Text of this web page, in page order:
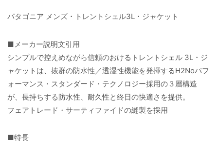
パタゴニア メンズ・トレントシェル3L・ジャケット
■メーカー説明文引用
シンプルで控えめながら信頼のおけるトレントシェル 3L・ジ
ャケットは、抜群の防水性／透湿性機能を発揮するH2Noパフ
ォーマンス・スタンダード・テクノロジー採用の３層構造
が、長持ちする防水性、耐久性と終日の快適さを提供。
フェアトレード・サーティファイドの縫製を採用
■特長